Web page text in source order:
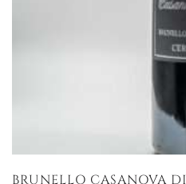
BRUNELLO CASANOVA